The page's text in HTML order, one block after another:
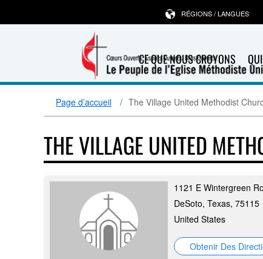
CE QUE NOUS CROYONS
RÉGIONS / LANGUES
Page d’accueil The Village United Methodist
THE VILLAGE UNITED
1121 E Wintergreen
DeSoto, Texas, 75115
United States
Obtenir Des